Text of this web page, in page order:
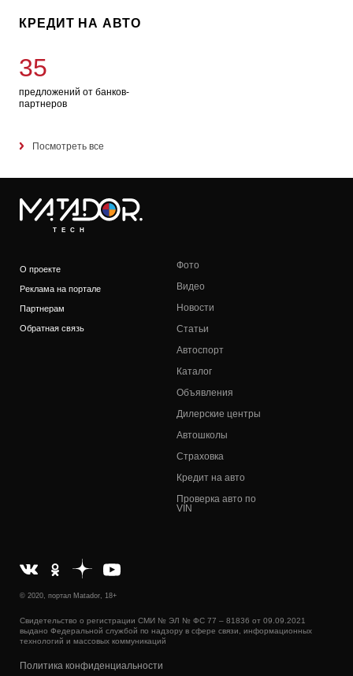
КРЕДИТ НА АВТО
35
предложений от банков-
партнеров
Посмотреть все
TECH
О проекте
Реклама на портале
Партнерам
Обратная связь
Фото
Видео
Новости
Статьи
Автоспорт
Каталог
Объявления
Дилерские центры
Автошколы
Страховка
Кредит на авто
Проверка авто по
VIN
© 2020, портал Matador, 18+
Свидетельство о регистрации СМИ № ЭЛ № ФС 77 – 81836 от 09.09.2021
выдано Федеральной службой по надзору в сфере связи, информационных
технологий и массовых коммуникаций
Политика конфиденциальности